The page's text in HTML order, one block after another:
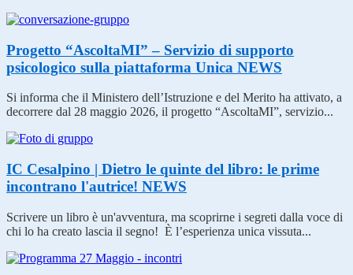
Progetto “AscoltaMI” – Servizio di supporto
psicologico sulla piattaforma Unica NEWS
Si informa che il Ministero dell’Istruzione e del Merito ha attivato, a
decorrere dal 28 maggio 2026, il progetto “AscoltaMI”, servizio...
IC Cesalpino | Dietro le quinte del libro: le prime
incontrano l'autrice! NEWS
Scrivere un libro è un'avventura, ma scoprirne i segreti dalla voce di
chi lo ha creato lascia il segno! È l’esperienza unica vissuta...